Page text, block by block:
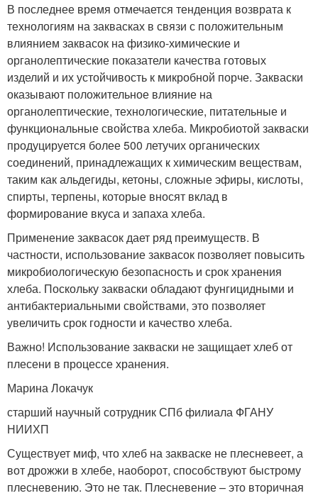
В последнее время отмечается тенденция возврата к
технологиям на заквасках в связи с положительным
влиянием заквасок на физико-химические и
органолептические показатели качества готовых
изделий и их устойчивость к микробной порче. Закваски
оказывают положительное влияние на
органолептические, технологические, питательные и
функциональные свойства хлеба. Микробиотой закваски
продуцируется более 500 летучих органических
соединений, принадлежащих к химическим веществам,
таким как альдегиды, кетоны, сложные эфиры, кислоты,
спирты, терпены, которые вносят вклад в
формирование вкуса и запаха хлеба.
Применение заквасок дает ряд преимуществ. В
частности, использование заквасок позволяет повысить
микробиологическую безопасность и срок хранения
хлеба. Поскольку закваски обладают фунгицидными и
антибактериальными свойствами, это позволяет
увеличить срок годности и качество хлеба.
Важно! Использование закваски не защищает хлеб от
плесени в процессе хранения.
Марина Локачук
старший научный сотрудник СПб филиала ФГАНУ
НИИХП
Существует миф, что хлеб на закваске не плесневеет, а
вот дрожжи в хлебе, наоборот, способствуют быстрому
плесневению. Это не так. Плесневение – это вторичная